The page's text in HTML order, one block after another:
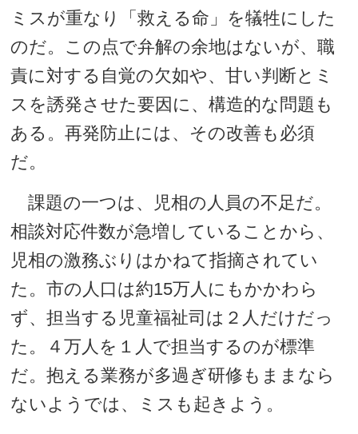
ミスが重なり「救える命」を犠牲にした
のだ。この点で弁解の余地はないが、職
責に対する自覚の欠如や、甘い判断とミ
スを誘発させた要因に、構造的な問題も
ある。再発防止には、その改善も必須
だ。
課題の一つは、児相の人員の不足だ。
相談対応件数が急増していることから、
児相の激務ぶりはかねて指摘されてい
た。市の人口は約15万人にもかかわら
ず、担当する児童福祉司は２人だけだっ
た。４万人を１人で担当するのが標準
だ。抱える業務が多過ぎ研修もままなら
ないようでは、ミスも起きよう。